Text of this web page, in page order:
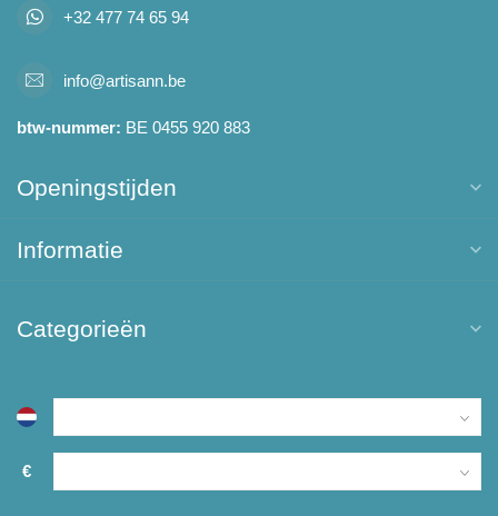
+32 477 74 65 94
info@artisann.be
btw-nummer: BE 0455 920 883
Openingstijden
Informatie
Categorieën
€